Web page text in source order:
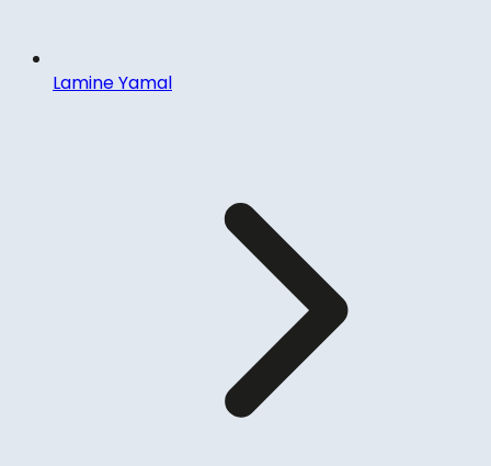
Lamine Yamal